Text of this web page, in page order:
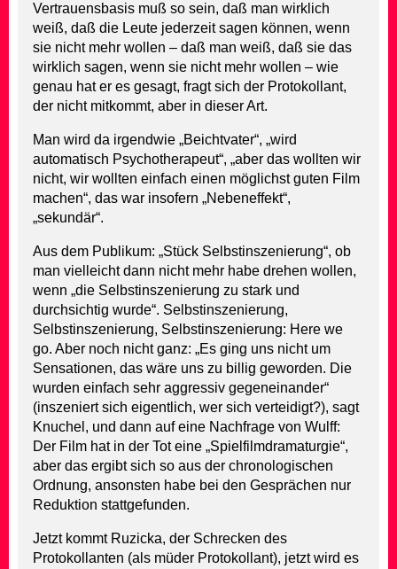
Vertrauensbasis muß so sein, daß man wirklich
weiß, daß die Leute jederzeit sagen können, wenn
sie nicht mehr wollen – daß man weiß, daß sie das
wirklich sagen, wenn sie nicht mehr wollen – wie
genau hat er es gesagt, fragt sich der Protokollant,
der nicht mitkommt, aber in dieser Art.
Man wird da irgendwie „Beichtvater“, „wird
automatisch Psychotherapeut“, „aber das wollten wir
nicht, wir wollten einfach einen möglichst guten Film
machen“, das war insofern „Nebeneffekt“,
„sekundär“.
Aus dem Publikum: „Stück Selbstinszenierung“, ob
man vielleicht dann nicht mehr habe drehen wollen,
wenn „die Selbstinszenierung zu stark und
durchsichtig wurde“. Selbstinszenierung,
Selbstinszenierung, Selbstinszenierung: Here we
go. Aber noch nicht ganz: „Es ging uns nicht um
Sensationen, das wäre uns zu billig geworden. Die
wurden einfach sehr aggressiv gegeneinander“
(inszeniert sich eigentlich, wer sich verteidigt?), sagt
Knuchel, und dann auf eine Nachfrage von Wulff:
Der Film hat in der Tot eine „Spielfilmdramaturgie“,
aber das ergibt sich so aus der chronologischen
Ordnung, ansonsten habe bei den Gesprächen nur
Reduktion stattgefunden.
Jetzt kommt Ruzicka, der Schrecken des
Protokollanten (als müder Protokollant), jetzt wird es